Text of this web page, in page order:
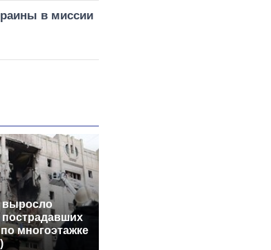
в миссии
выросло
пострадавших
многоэтажке